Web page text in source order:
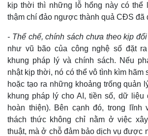
kịp thời thì những lỗ hổng này có thể
thậm chí đảo ngược thành quả CĐS đã
- Thể chế, chính sách chưa theo kịp
như vũ bão của công nghệ số đặt
khung pháp lý và chính sách. Nếu
nhật kịp thời, nó có thể vô tình kìm hãm
hoặc tạo ra những khoảng trống quản
khung pháp lý cho AI, tiền số, dữ liệu
hoàn thiện). Bên cạnh đó, trong lĩnh
thách thức không chỉ nằm ở việc
thuật, mà ở chỗ đảm bảo dịch vụ được